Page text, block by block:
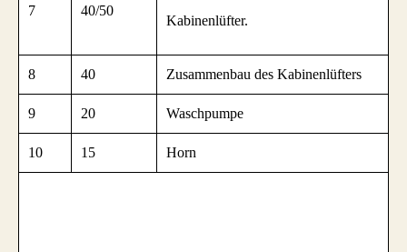
7 40/50
Kabinenlüfter.
8 40 Zusammenbau des Kabinenlüfters
9 20 Waschpumpe
10 15 Horn